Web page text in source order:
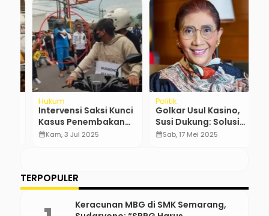
Hukum
Intervensi Saksi Kunci
Kasus Penembakan
Pelajar SMK
Kam, 3 Jul 2025
Politik
Golkar Usul Kasino,
Susi Dukung: Solusi
Ekonomi atau
Sab, 17 Mei 2025
TERPOPULER
Keracunan MBG di SMK Semarang,